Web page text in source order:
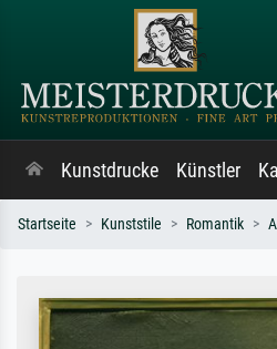
Kunstdrucke Künstler
Startseite Kunststile Romantik